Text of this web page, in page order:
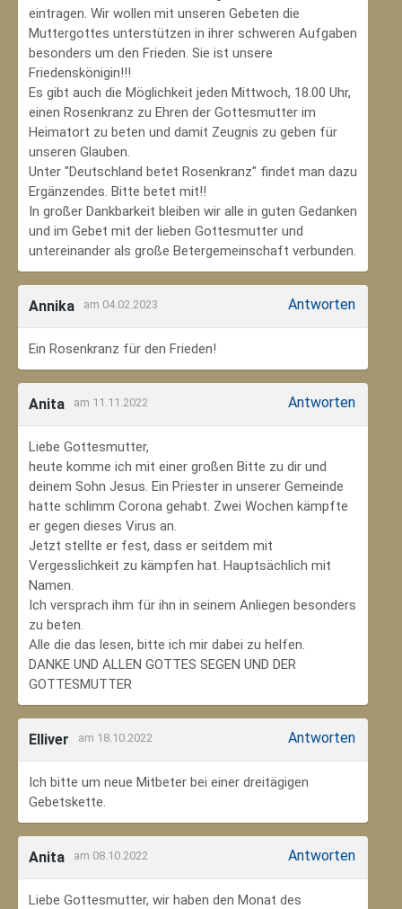
eintragen. Wir wollen mit unseren Gebeten die
Muttergottes unterstützen in ihrer schweren Aufgaben
besonders um den Frieden. Sie ist unsere
Friedenskönigin!!!
Es gibt auch die Möglichkeit jeden Mittwoch, 18.00 Uhr,
einen Rosenkranz zu Ehren der Gottesmutter im
Heimatort zu beten und damit Zeugnis zu geben für
unseren Glauben.
Unter "Deutschland betet Rosenkranz" findet man dazu
Ergänzendes. Bitte betet mit!!
In großer Dankbarkeit bleiben wir alle in guten Gedanken
und im Gebet mit der lieben Gottesmutter und
untereinander als große Betergemeinschaft verbunden.
Annika am 04.02.2023 Antworten
Ein Rosenkranz für den Frieden!
Anita am 11.11.2022 Antworten
Liebe Gottesmutter,
heute komme ich mit einer großen Bitte zu dir und
deinem Sohn Jesus. Ein Priester in unserer Gemeinde
hatte schlimm Corona gehabt. Zwei Wochen kämpfte
er gegen dieses Virus an.
Jetzt stellte er fest, dass er seitdem mit
Vergesslichkeit zu kämpfen hat. Hauptsächlich mit
Namen.
Ich versprach ihm für ihn in seinem Anliegen besonders
zu beten.
Alle die das lesen, bitte ich mir dabei zu helfen.
DANKE UND ALLEN GOTTES SEGEN UND DER
GOTTESMUTTER
Elliver am 18.10.2022 Antworten
Ich bitte um neue Mitbeter bei einer dreitägigen
Gebetskette.
Anita am 08.10.2022 Antworten
Liebe Gottesmutter, wir haben den Monat des